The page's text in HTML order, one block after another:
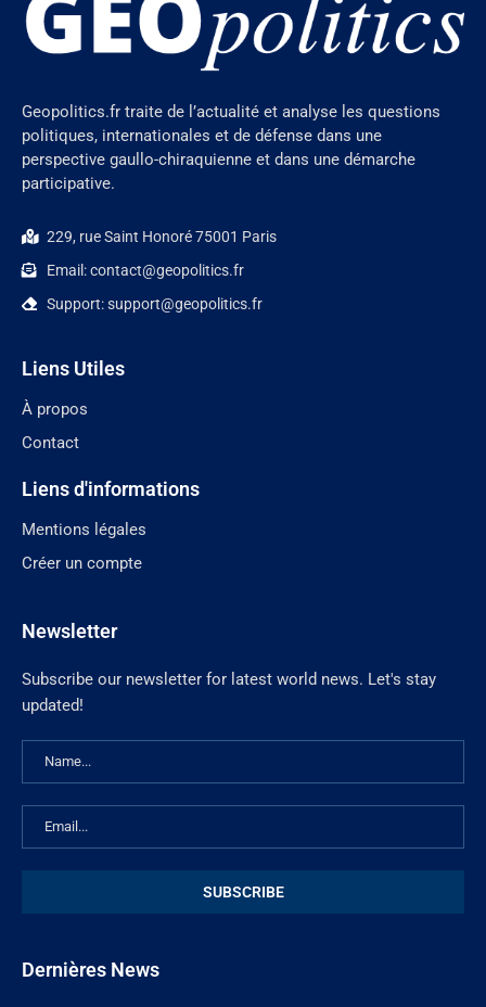
Geopolitics.fr traite de l’actualité et analyse les questions
politiques, internationales et de défense dans une
perspective gaullo-chiraquienne et dans une démarche
participative.
229, rue Saint Honoré 75001 Paris
Email: contact@geopolitics.fr
Support: support@geopolitics.fr
Liens Utiles
À propos
Contact
Liens d'informations
Mentions légales
Créer un compte
Newsletter
Subscribe our newsletter for latest world news. Let's stay
updated!
Dernières News